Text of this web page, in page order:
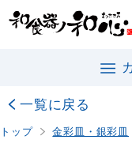
一覧に戻る
トップ 金彩皿・銀彩皿